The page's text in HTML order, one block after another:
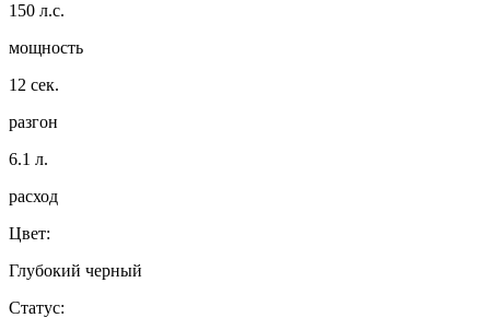
150 л.с.
мощность
12 сек.
разгон
6.1 л.
расход
Цвет:
Глубокий черный
Статус: